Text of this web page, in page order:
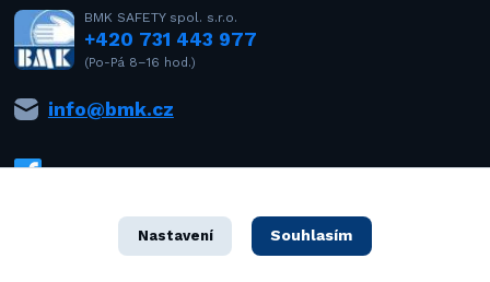
BMK SAFETY spol. s.r.o.
+420 731 443 977
(Po-Pá 8–16 hod.)
info@bmk.cz
Nastavení Souhlasím